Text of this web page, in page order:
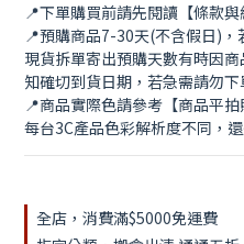
📍下單購買前請先閱讀【條款與
📍預購商品7-30天(不含假日)
現貨拆單寄出預購天數有時因
知確切到貨日期，若急需請勿下
📍商品實際色請參考【商品平
每台3C產品色彩解析度不同，
全店，消費滿$5000免運費